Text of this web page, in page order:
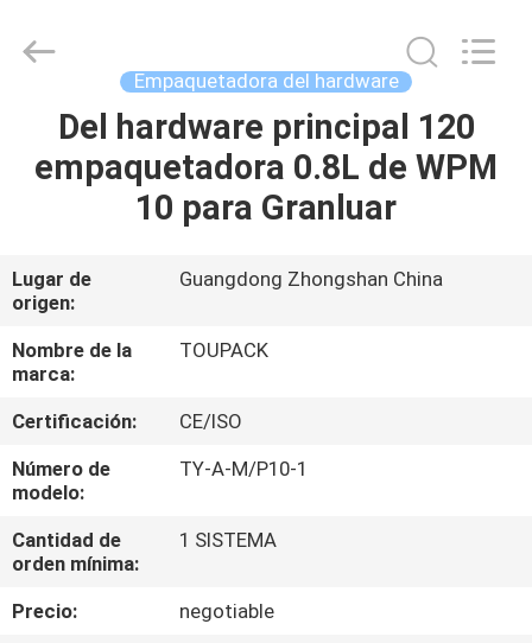
HOGAR
PRODUCTOS
SOBRE
NOSOTROS
VISITA
A
LA
DE
Empaquetadora del hardware
Del hardware principal 120
empaquetadora 0.8L de WPM
10 para Granluar
Lugar de
origen:
Guangdong Zhongshan China
Nombre de la
marca:
TOUPACK
Certificación:
CE/ISO
Número de
modelo:
TY-A-M/P10-1
Cantidad de
orden mínima:
1 SISTEMA
Precio:
negotiable